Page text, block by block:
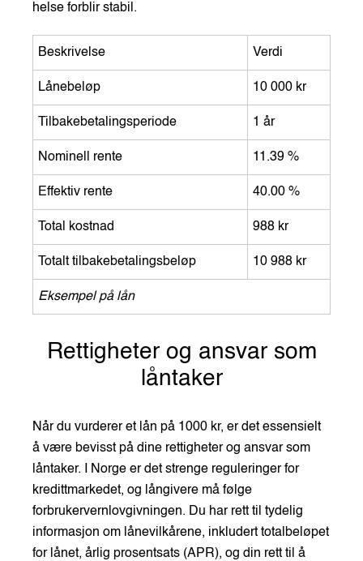
helse forblir stabil.
Beskrivelse Verdi
Lånebeløp 10 000 kr
Tilbakebetalingsperiode 1 år
Nominell rente 11.39 %
Effektiv rente 40.00 %
Total kostnad 988 kr
Totalt tilbakebetalingsbeløp 10 988 kr
Eksempel på lån
Rettigheter og ansvar som
låntaker
Når du vurderer et lån på 1000 kr, er det essensielt
å være bevisst på dine rettigheter og ansvar som
låntaker. I Norge er det strenge reguleringer for
kredittmarkedet, og långivere må følge
forbrukervernlovgivningen. Du har rett til tydelig
informasjon om lånevilkårene, inkludert totalbeløpet
for lånet, årlig prosentsats (APR), og din rett til å